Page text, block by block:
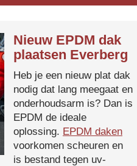
Nieuw EPDM dak
plaatsen Everberg
Heb je een nieuw plat dak
nodig dat lang meegaat en
onderhoudsarm is? Dan is
EPDM de ideale
oplossing. EPDM daken
voorkomen scheuren en
is bestand tegen uv-